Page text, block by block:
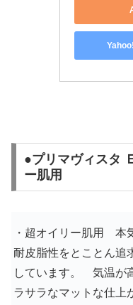
●プリマヴィスタ
ー肌用
・超オイリー肌用 本
耐皮脂性をとことん追
しています。 気温が
ラサラなマットな仕上